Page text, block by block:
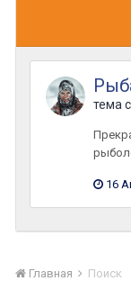
тема
16
Главная Поиск